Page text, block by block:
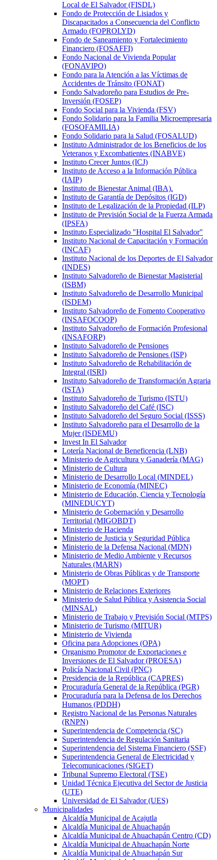
Local de El Salvador (FISDL)
Fondo de Protección de Lisiados y
Discapacitados a Consecuencia del Conflicto
Armado (FOPROLYD)
Fondo de Saneamiento y Fortalecimiento
Financiero (FOSAFFI)
Fondo Nacional de Vivienda Popular
(FONAVIPO)
Fondo para la Atención a las Víctimas de
Accidentes de Tránsito (FONAT)
Fondo Salvadoreño para Estudios de Pre-
Inversión (FOSEP)
Fondo Social para la Vivienda (FSV)
Fondo Solidario para la Familia Microempresaria
(FOSOFAMILIA)
Fondo Solidario para la Salud (FOSALUD)
Instituto Administrador de los Beneficios de los
Veteranos y Excombatientes (INABVE)
Instituto Crecer Juntos (ICJ)
Instituto de Acceso a la Información Pública
(IAIP)
Instituto de Bienestar Animal (IBA).
Instituto de Garantía de Depósitos (IGD)
Instituto de Legalización de la Propiedad (ILP)
Instituto de Previsión Social de la Fuerza Armada
(IPSFA)
Instituto Especializado "Hospital El Salvador"
Instituto Nacional de Capacitación y Formación
(INCAF)
Instituto Nacional de los Deportes de El Salvador
(INDES)
Instituto Salvadoreño de Bienestar Magisterial
(ISBM)
Instituto Salvadoreño de Desarrollo Municipal
(ISDEM)
Instituto Salvadoreño de Fomento Cooperativo
(INSAFOCOOP)
Instituto Salvadoreño de Formación Profesional
(INSAFORP)
Instituto Salvadoreño de Pensiones
Instituto Salvadoreño de Pensiones (ISP)
Instituto Salvadoreño de Rehabilitación de
Integral (ISRI)
Instituto Salvadoreño de Transformación Agraria
(ISTA)
Instituto Salvadoreño de Turismo (ISTU)
Instituto Salvadoreño del Café (ISC)
Instituto Salvadoreño del Seguro Social (ISSS)
Instituto Salvadoreño para el Desarrollo de la
Mujer (ISDEMU)
Invest In El Salvador
Lotería Nacional de Beneficencia (LNB)
Ministerio de Agricultura y Ganadería (MAG)
Ministerio de Cultura
Ministerio de Desarrollo Local (MINDEL)
Ministerio de Economía (MINEC)
Ministerio de Educación, Ciencia y Tecnología
(MINEDUCYT)
Ministerio de Gobernación y Desarrollo
Territorial (MIGOBDT)
Ministerio de Hacienda
Ministerio de Justicia y Seguridad Pública
Ministerio de la Defensa Nacional (MDN)
Ministerio de Medio Ambiente y Recursos
Naturales (MARN)
Ministerio de Obras Públicas y de Transporte
(MOPT)
Ministerio de Relaciones Exteriores
Ministerio de Salud Pública y Asistencia Social
(MINSAL)
Ministerio de Trabajo y Previsión Social (MTPS)
Ministerio de Turismo (MITUR)
Ministerio de Vivienda
Oficina para Adopciones (OPA)
Organismo Promotor de Exportaciones e
Inversiones de El Salvador (PROESA)
Policía Nacional Civil (PNC)
Presidencia de la República (CAPRES)
Procuraduría General de la República (PGR)
Procuraduría para la Defensa de los Derechos
Humanos (PDDH)
Registro Nacional de las Personas Naturales
(RNPN)
Superintendencia de Competencia (SC)
Superintendencia de Regulación Sanitaria
Superintendencia del Sistema Financiero (SSF)
Superintendencia General de Electricidad y
Telecomunicaciones (SIGET)
Tribunal Supremo Electoral (TSE)
Unidad Técnica Ejecutiva del Sector de Justicia
(UTE)
Universidad de El Salvador (UES)
Municipalidades
Alcaldía Municipal de Acajutla
Alcaldía Municipal de Ahuachapán
Alcaldía Municipal de Ahuachapán Centro (CD)
Alcaldía Municipal de Ahuachapán Norte
Alcaldía Municipal de Ahuachapán Sur